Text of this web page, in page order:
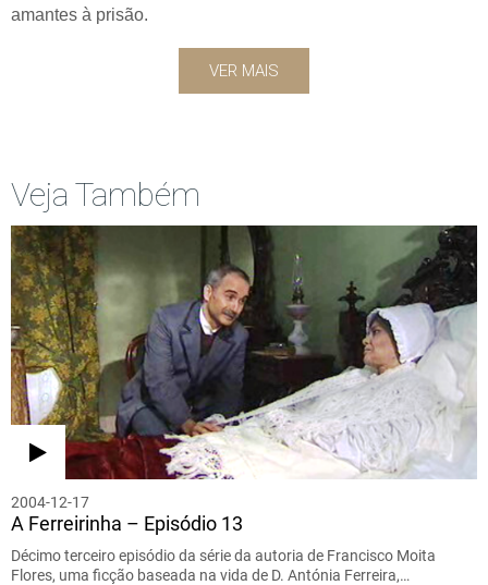
amantes à prisão.
VER MAIS
Veja Também
2004-12-17
A Ferreirinha – Episódio 13
Décimo terceiro episódio da série da autoria de Francisco Moita
Flores, uma ficção baseada na vida de D. Antónia Ferreira,…